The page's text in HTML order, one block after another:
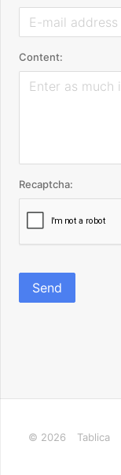
Content:
Recaptcha:
Send
© 2026 Tablica